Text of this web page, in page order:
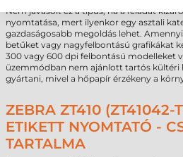
Nem javasolt ez a típus, ha a feladat
nyomtatása, mert ilyenkor egy asztali
gazdaságosabb megoldás lehet.
betűket vagy nagyfelbontású grafikákat
300 vagy 600 dpi felbontású modelleket
üzemmódban nem ajánlott tartós kültéri
gyártani, mivel a hőpapír érzékeny a
ZEBRA ZT410 (ZT41042-
ETIKETT NYOMTATÓ -
TARTALMA